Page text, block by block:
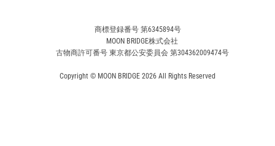
商標登録番号 第6345894号
MOON BRIDGE株式会社
古物商許可番号 東京都公安委員会 第304362009474号
Copyright © MOON BRIDGE 2026 All Rights Reserved